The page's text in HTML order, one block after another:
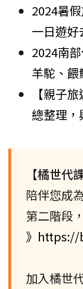
2024暑
一日遊好
2024南
羊駝、餵
【親子
總整理，
【橘世代
陪伴您成
第二階段
》https://
加入橘世